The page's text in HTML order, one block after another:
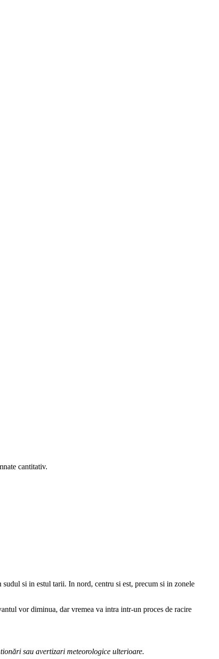
cantitativ.
si in estul tarii. In nord, centru si est, precum si in zonele
vor diminua, dar vremea va intra intr-un proces de racire
sau avertizari meteorologice ulterioare.